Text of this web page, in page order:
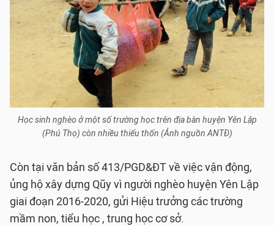
Học sinh nghèo ở một số trường học trên địa bàn huyện Yên Lập
(Phú Thọ) còn nhiều thiếu thốn (Ảnh nguồn ANTĐ)
Còn tại văn bản số 413/PGD&ĐT về việc vận động,
ủng hộ xây dựng Qũy vì người nghèo huyện Yên Lập
giai đoạn 2016-2020, gửi Hiệu trưởng các trường
mầm non, tiểu học , trung học cơ sở.